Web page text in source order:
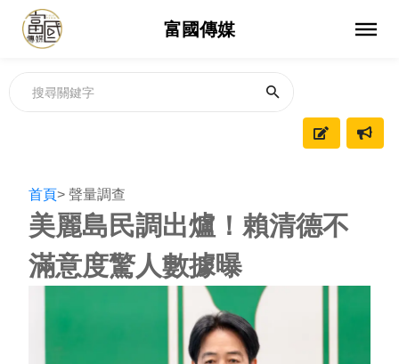
富國傳媒
首頁> 聲量調查
美麗島民調出爐！賴清德不
滿意度驚人數據曝